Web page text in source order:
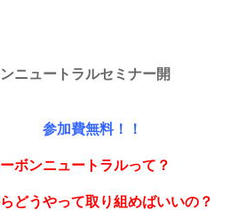
ニュートラルセミナー開
参加費無料！！
トラルって？
て取り組めばいいの？